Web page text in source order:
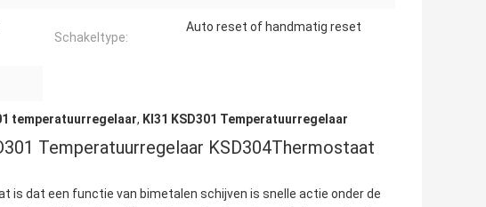
Schakeltype:
Auto reset of handmatig reset
temperatuurregelaar, KI31 KSD301 Temperatuurregelaar
Temperatuurregelaar KSD304Thermostaat
is dat een functie van bimetalen schijven is snelle actie onder de